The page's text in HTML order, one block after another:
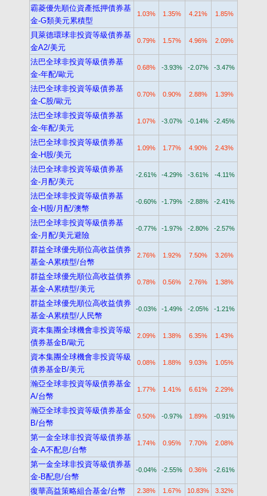
霸菱優先順位資產抵押債券基
金-G類美元累積型
1.03% 1.35% 4.21% 1.85%
貝萊德環球非投資等級債券基
金A2/美元
0.79% 1.57% 4.96% 2.09%
法巴全球非投資等級債券基
金-年配/歐元
0.68% -3.93% -2.07% -3.47%
法巴全球非投資等級債券基
金-C股/歐元
0.70% 0.90% 2.88% 1.39%
法巴全球非投資等級債券基
金-年配/美元
1.07% -3.07% -0.14% -2.45%
法巴全球非投資等級債券基
金-H股/美元
1.09% 1.77% 4.90% 2.43%
法巴全球非投資等級債券基
金-月配/美元
-2.61% -4.29% -3.61% -4.11%
法巴全球非投資等級債券基
金-H股/月配/澳幣
-0.60% -1.79% -2.88% -2.41%
法巴全球非投資等級債券基
金-月配/美元避險
-0.77% -1.97% -2.80% -2.57%
群益全球優先順位高收益債券
基金-A累積型/台幣
2.76% 1.92% 7.50% 3.26%
群益全球優先順位高收益債券
基金-A累積型/美元
0.78% 0.56% 2.76% 1.38%
群益全球優先順位高收益債券
基金-A累積型/人民幣
-0.03% -1.49% -2.05% -1.21%
資本集團全球機會非投資等級
債券基金B/歐元
2.09% 1.38% 6.35% 1.43%
資本集團全球機會非投資等級
債券基金B/美元
0.08% 1.88% 9.03% 1.05%
瀚亞全球非投資等級債券基金
A/台幣
1.77% 1.41% 6.61% 2.29%
瀚亞全球非投資等級債券基金
B/台幣
0.50% -0.97% 1.89% -0.91%
第一金全球非投資等級債券基
金-A不配息/台幣
1.74% 0.95% 7.70% 2.08%
第一金全球非投資等級債券基
金-B配息/台幣
-0.04% -2.55% 0.36% -2.61%
復華高益策略組合基金/台幣 2.38% 1.67% 10.83% 3.32%